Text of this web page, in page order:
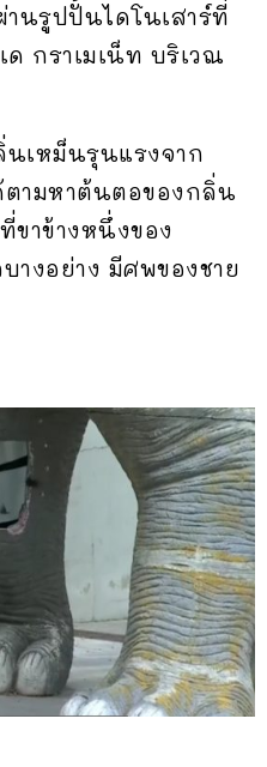
นรูปปั้นไดโนเสาร์ที่
กราเมเน็ท บริเวณ
นเหม็นรุนแรงจาก
ตามหาต้นตอของกลิ่น
าข้างหนึ่งของ
างอย่าง มีศพของชาย